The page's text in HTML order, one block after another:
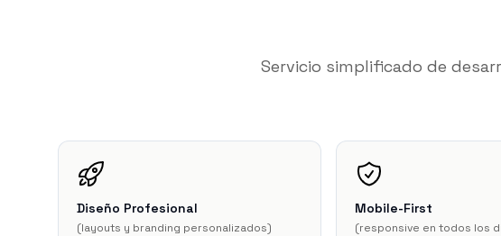
Servicio simplificado de
Diseño Profesional
(layouts y branding personalizados)
Mobile-First
(responsive en todos los